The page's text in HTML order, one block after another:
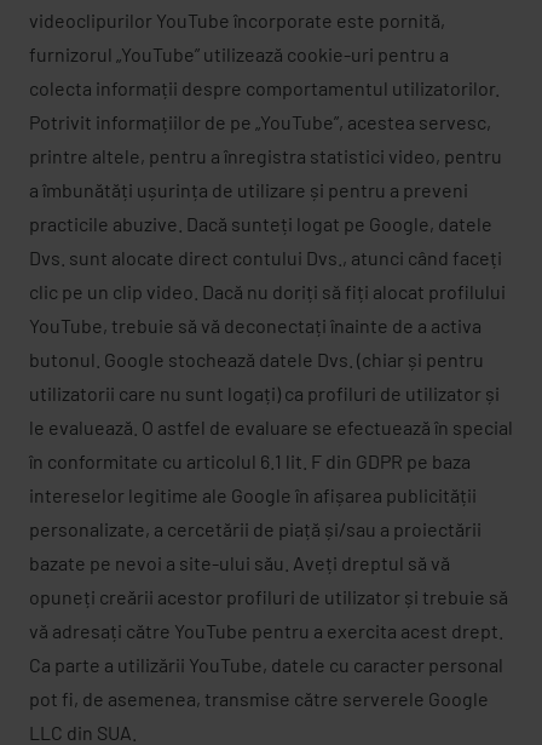
videoclipurilor YouTube încorporate este pornită,
furnizorul „YouTube” utilizează cookie-uri pentru a
colecta informații despre comportamentul utilizatorilor.
Potrivit informațiilor de pe „YouTube”, acestea servesc,
printre altele, pentru a înregistra statistici video, pentru
a îmbunătăți ușurința de utilizare și pentru a preveni
practicile abuzive. Dacă sunteți logat pe Google, datele
Dvs. sunt alocate direct contului Dvs., atunci când faceți
clic pe un clip video. Dacă nu doriți să fiți alocat profilului
YouTube, trebuie să vă deconectați înainte de a activa
butonul. Google stochează datele Dvs. (chiar și pentru
utilizatorii care nu sunt logați) ca profiluri de utilizator și
le evaluează. O astfel de evaluare se efectuează în special
în conformitate cu articolul 6.1 lit. F din GDPR pe baza
intereselor legitime ale Google în afișarea publicității
personalizate, a cercetării de piață și/sau a proiectării
bazate pe nevoi a site-ului său. Aveți dreptul să vă
opuneți creării acestor profiluri de utilizator și trebuie să
vă adresați către YouTube pentru a exercita acest drept.
Ca parte a utilizării YouTube, datele cu caracter personal
pot fi, de asemenea, transmise către serverele Google
LLC din SUA.